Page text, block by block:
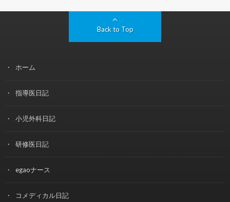
Back to Top
ホーム
指導医日記
小児外科日記
研修医日記
egaoナース
コメディカル日記